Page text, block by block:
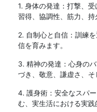
1. 身体の発達：打撃、
習得、協調性、筋力、持
2. 自制心と自信：訓練
信を育みます。
3. 精神の発達：心身の
づき、敬意、謙虚さ、そ
4. 護身術：安全なスパ
む、実生活における実践